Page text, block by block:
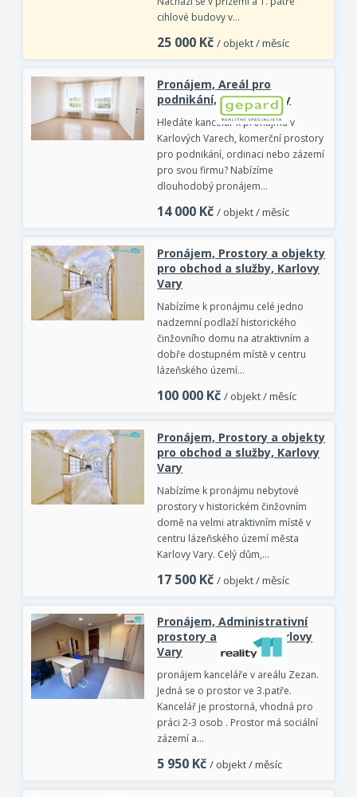
cihlové budovy v…
25 000 Kč / objekt / měsíc
Pronájem, Areál pro
podnikání, Karlovy Vary
Hledáte kancelář k pronájmu v
Karlových Varech, komerční prostory
pro podnikání, ordinaci nebo zázemí
pro svou firmu? Nabízíme
dlouhodobý pronájem…
14 000 Kč / objekt / měsíc
Pronájem, Prostory a objekty
pro obchod a služby, Karlovy
Vary
Nabízíme k pronájmu celé jedno
nadzemní podlaží historického
činžovního domu na atraktivním a
dobře dostupném místě v centru
lázeňského území…
100 000 Kč / objekt / měsíc
Pronájem, Prostory a objekty
pro obchod a služby, Karlovy
Vary
Nabízíme k pronájmu nebytové
prostory v historickém činžovním
domě na velmi atraktivním místě v
centru lázeňského území města
Karlovy Vary. Celý dům,…
17 500 Kč / objekt / měsíc
Pronájem, Administrativní
prostory a objekty, Karlovy
Vary
pronájem kanceláře v areálu Zezan.
Jedná se o prostor ve 3.patře.
Kancelář je prostorná, vhodná pro
práci 2-3 osob . Prostor má sociální
zázemí a…
5 950 Kč / objekt / měsíc